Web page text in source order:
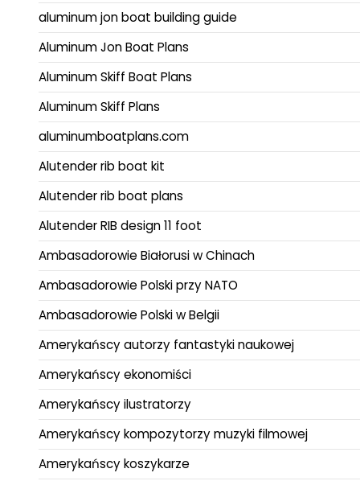
aluminum jon boat building guide
Aluminum Jon Boat Plans
Aluminum Skiff Boat Plans
Aluminum Skiff Plans
aluminumboatplans.com
Alutender rib boat kit
Alutender rib boat plans
Alutender RIB design 11 foot
Ambasadorowie Białorusi w Chinach
Ambasadorowie Polski przy NATO
Ambasadorowie Polski w Belgii
Amerykańscy autorzy fantastyki naukowej
Amerykańscy ekonomiści
Amerykańscy ilustratorzy
Amerykańscy kompozytorzy muzyki filmowej
Amerykańscy koszykarze